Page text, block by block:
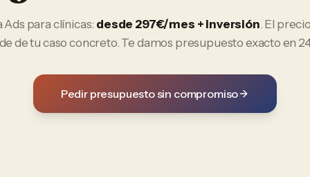
Ads paraclínicas: desde 297€/mes + inversión. El
de tu caso concreto. Te damos presupuesto exacto en
Pedir presupuesto sin compromiso